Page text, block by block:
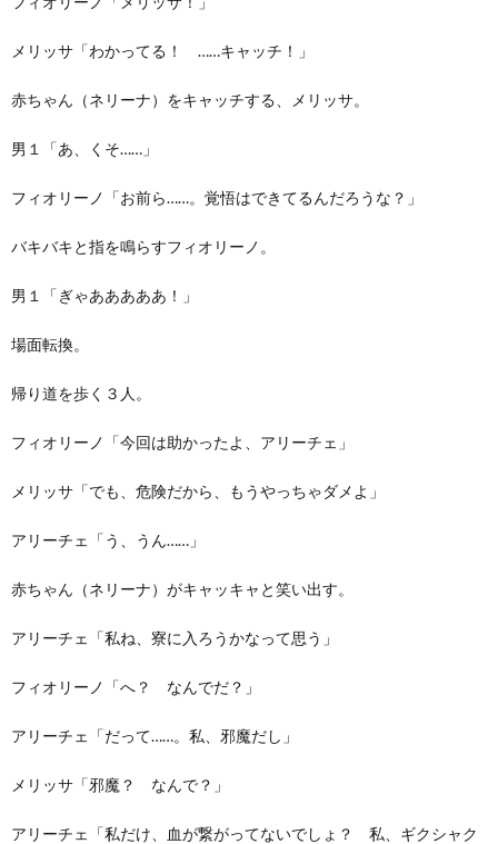
メリッサ「わかってる！ ……キャッチ！」
赤ちゃん（ネリーナ）をキャッチする、メリッサ。
男１「あ、くそ……」
フィオリーノ「お前ら……。覚悟はできてるんだろうな？」
バキバキと指を鳴らすフィオリーノ。
男１「ぎゃあああああ！」
場面転換。
帰り道を歩く３人。
フィオリーノ「今回は助かったよ、アリーチェ」
メリッサ「でも、危険だから、もうやっちゃダメよ」
アリーチェ「う、うん……」
赤ちゃん（ネリーナ）がキャッキャと笑い出す。
アリーチェ「私ね、寮に入ろうかなって思う」
フィオリーノ「へ？ なんでだ？」
アリーチェ「だって……。私、邪魔だし」
メリッサ「邪魔？ なんで？」
アリーチェ「私だけ、血が繋がってないでしょ？ 私、ギクシャク